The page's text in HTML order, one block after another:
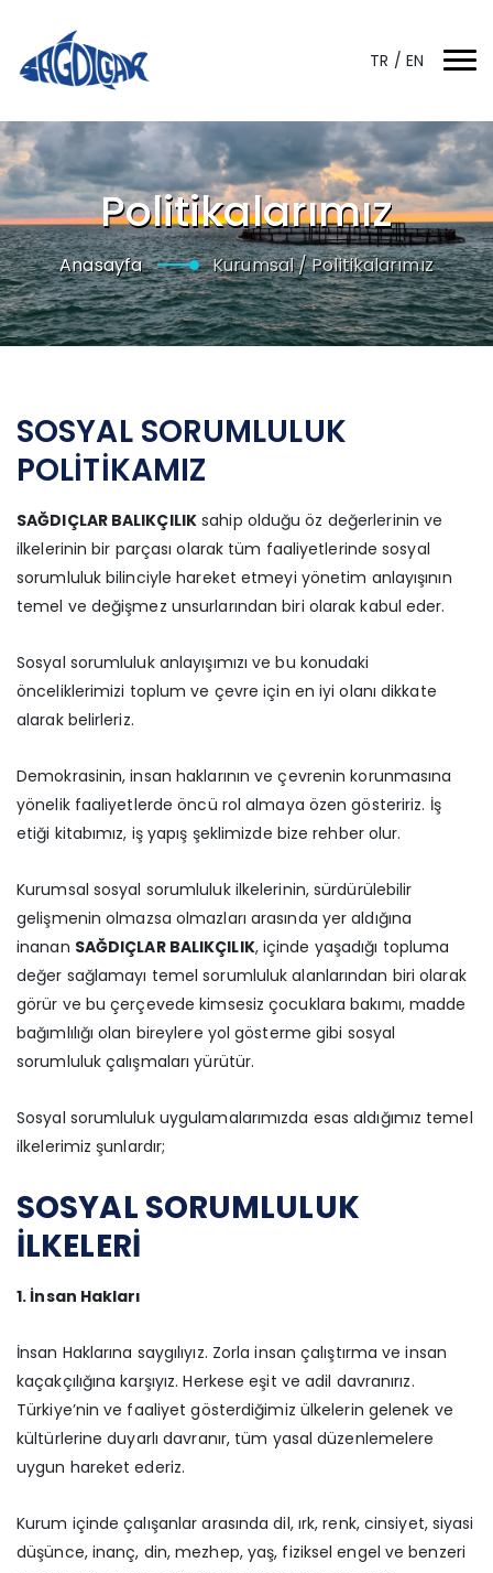
TR / EN
Politikalarımız
Anasayfa Kurumsal /Politikalarımız
SOSYAL SORUMLULUK
POLİTİKAMIZ
SAĞDIÇLAR BALIKÇILIK sahip olduğu öz değerlerinin ve
ilkelerinin bir parçası olarak tüm faaliyetlerinde sosyal
sorumluluk bilinciyle hareket etmeyi yönetim anlayışının
temel ve değişmez unsurlarından biri olarak kabul eder.
Sosyal sorumluluk anlayışımızı ve bu konudaki
önceliklerimizi toplum ve çevre için en iyi olanı dikkate
alarak belirleriz.
Demokrasinin, insan haklarının ve çevrenin korunmasına
yönelik faaliyetlerde öncü rol almaya özen gösteririz. İş
etiği kitabımız, iş yapış şeklimizde bize rehber olur.
Kurumsal sosyal sorumluluk ilkelerinin, sürdürülebilir
gelişmenin olmazsa olmazları arasında yer aldığına
inanan SAĞDIÇLAR BALIKÇILIK, içinde yaşadığı topluma
değer sağlamayı temel sorumluluk alanlarından biri olarak
görür ve bu çerçevede kimsesiz çocuklara bakımı, madde
bağımlılığı olan bireylere yol gösterme gibi sosyal
sorumluluk çalışmaları yürütür.
Sosyal sorumluluk uygulamalarımızda esas aldığımız temel
ilkelerimiz şunlardır;
SOSYAL SORUMLULUK
İLKELERİ
1. İnsan Hakları
İnsan Haklarına saygılıyız. Zorla insan çalıştırma ve insan
kaçakçılığına karşıyız. Herkese eşit ve adil davranırız.
Türkiye’nin ve faaliyet gösterdiğimiz ülkelerin gelenek ve
kültürlerine duyarlı davranır, tüm yasal düzenlemelere
uygun hareket ederiz.
Kurum içinde çalışanlar arasında dil, ırk, renk, cinsiyet, siyasi
düşünce, inanç, din, mezhep, yaş, fiziksel engel ve benzeri